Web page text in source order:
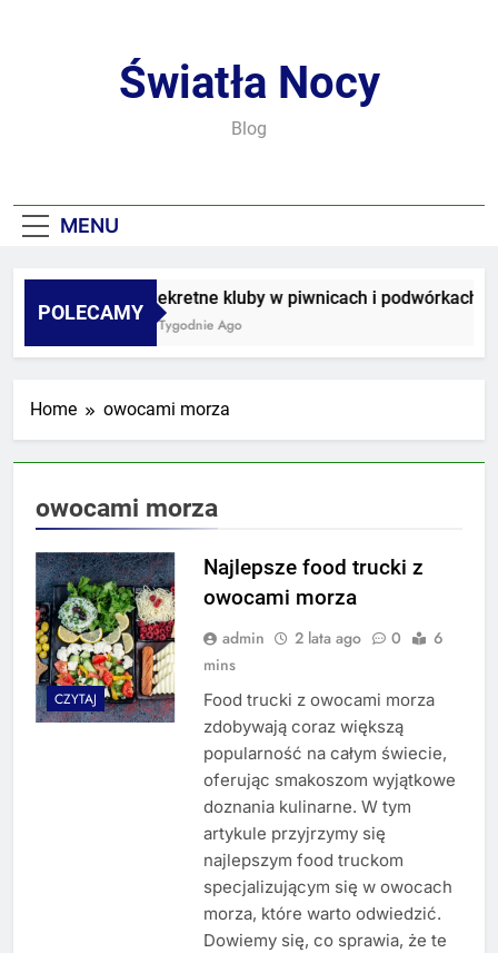
Światła Nocy
Blog
MENU
POLECAMY
Sekretne kluby w piwnicach i podwórkach
3 Tygodnie Ago
Home owocami morza
owocami morza
CZYTAJ
Najlepsze food trucki z
owocami morza
admin 2 lata ago 0
6
mins
Food trucki z owocami morza
zdobywają coraz większą
popularność na całym świecie,
oferując smakoszom wyjątkowe
doznania kulinarne. W tym
artykule przyjrzymy się
najlepszym food truckom
specjalizującym się w owocach
morza, które warto odwiedzić.
Dowiemy się, co sprawia, że te